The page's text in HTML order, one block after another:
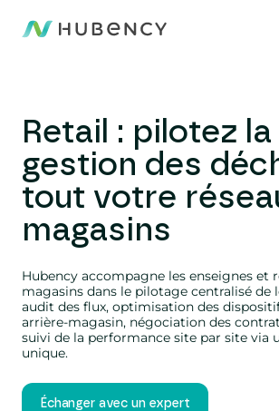
Retail : pilotez la
gestion des
tout votre
magasins
Hubency accompagne les enseignes et
magasins dans le pilotage centralisé de
audit des flux, optimisation des
arrière-magasin, négociation des
suivi de la performance site par site via
unique.
Échanger avec un expert